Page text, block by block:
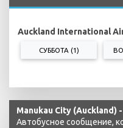
Auckland International
СУББОТА (1)
Manukau City
Автобусное сообщение,